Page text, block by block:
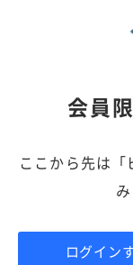
会員
ここから先は
ログイン